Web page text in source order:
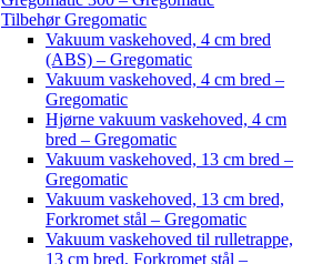
Tilbehør Gregomatic
Vakuum vaskehoved, 4 cm bred
(ABS) – Gregomatic
Vakuum vaskehoved, 4 cm bred –
Gregomatic
Hjørne vakuum vaskehoved, 4 cm
bred – Gregomatic
Vakuum vaskehoved, 13 cm bred –
Gregomatic
Vakuum vaskehoved, 13 cm bred,
Forkromet stål – Gregomatic
Vakuum vaskehoved til rulletrappe,
13 cm bred, Forkromet stål –